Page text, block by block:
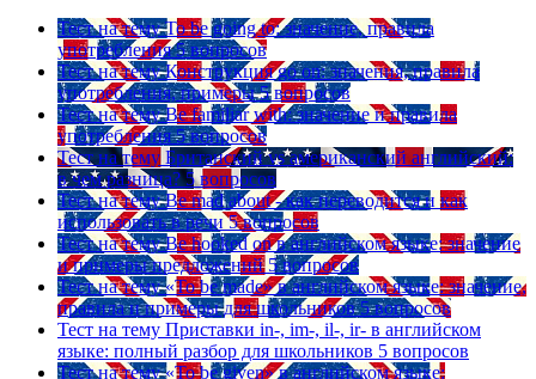
Тест на тему To be going to: значение, правила
употребления 5 вопросов
Тест на тему Конструкция go on: значения, правила
употребления, примеры 5 вопросов
Тест на тему Be familiar with: значение и правила
употребления 5 вопросов
Тест на тему Британский vs американский английский:
в чем разница? 5 вопросов
Тест на тему Be mad about - как переводится и как
использовать в речи 5 вопросов
Тест на тему Be hooked on в английском языке: значение
и примеры предложений 5 вопросов
Тест на тему «To be made» в английском языке: значение,
правила и примеры для школьников 5 вопросов
Тест на тему Приставки in-, im-, il-, ir- в английском
языке: полный разбор для школьников 5 вопросов
Тест на тему «To be given» в английском языке: